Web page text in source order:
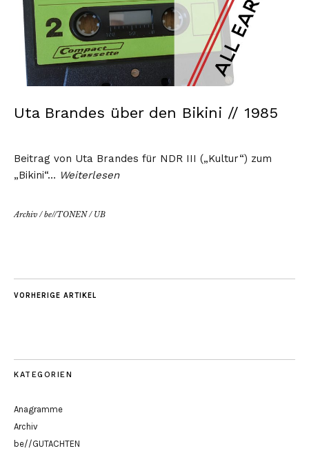
Uta Brandes über den Bikini // 1985
Beitrag von Uta Brandes für NDR III („Kultur“) zum
„Bikini“… Weiterlesen
Archiv /be//TONEN/ UB
VORHERIGE ARTIKEL
KATEGORIEN
Anagramme
Archiv
be//GUTACHTEN